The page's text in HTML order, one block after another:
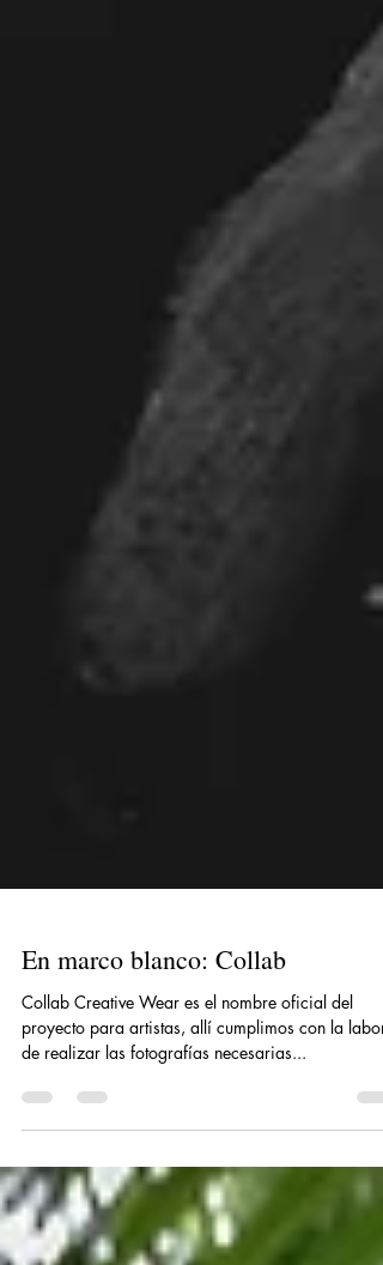
En marco blanco: Collab
Collab Creative Wear es el nombre oficial del
de realizar las fotografías necesarias...